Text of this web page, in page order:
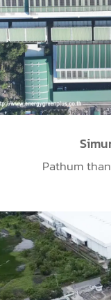
Pathum thani,